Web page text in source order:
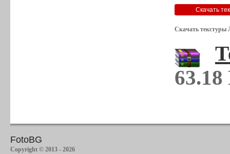
Скачать текстуры
FotoBG
Copyright © 2013 - 2026